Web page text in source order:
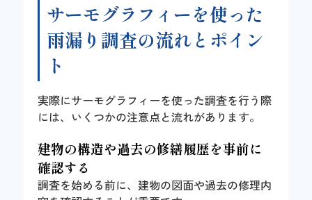
サーモグラフィーを使った
雨漏り調査の流れとポイン
ト
実際にサーモグラフィーを使った調査を行う際
には、いくつかの注意点と流れがあります。
建物の構造や過去の修繕履歴を事前に
確認する
調査を始める前に、建物の図面や過去の修理内